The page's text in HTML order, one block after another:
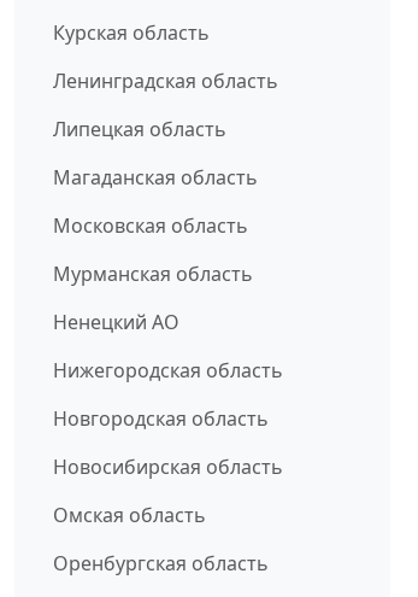
Курская область
Ленинградская область
Липецкая область
Магаданская область
Московская область
Мурманская область
Ненецкий АО
Нижегородская область
Новгородская область
Новосибирская область
Омская область
Оренбургская область